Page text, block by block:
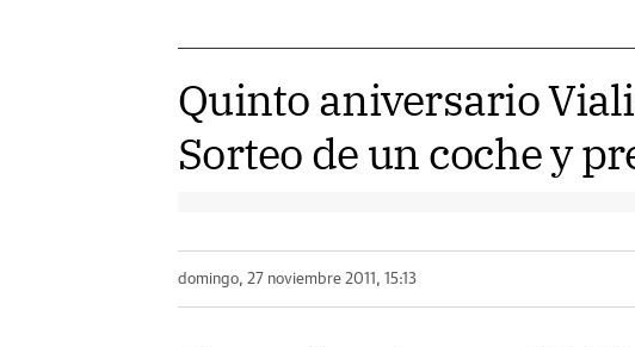
Quinto aniversario
Sorteo de un coche y
domingo, 27 noviembre 2011, 15:13